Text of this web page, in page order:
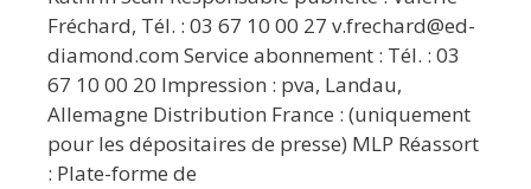
Fréchard, Tél. : 03 67 10 00 27 v.frechard@ed-
diamond.com Service abonnement : Tél. : 03
67 10 00 20 Impression : pva, Landau,
Allemagne Distribution France : (uniquement
pour les dépositaires de presse) MLP Réassort
: Plate-forme de